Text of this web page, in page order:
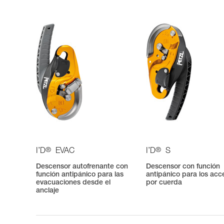
I’D® EVAC
Descensor autofrenante con
función antipánico para las
evacuaciones desde el
anclaje
I’D® S
Descensor con función
antipánico para los
por cuerda